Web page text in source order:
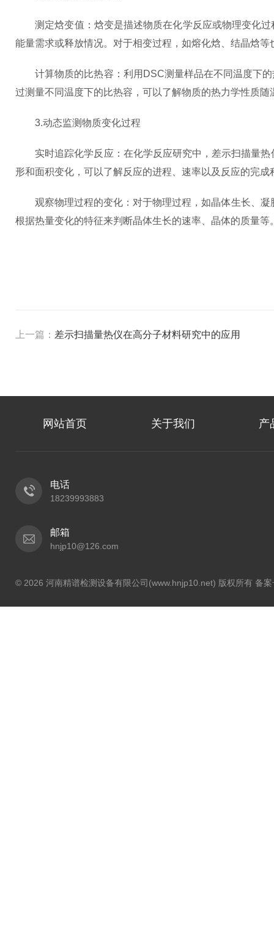
测定焓变值：焓变是描述物质在化学反应或物理变化过
能量需求或释放情况。对于相变过程，如熔化焓、结晶焓
计算物质的比热容：利用DSC测量样品在不同温度下的
过测量不同温度下的比热容，可以了解物质的热力学性质
3.动态监测物质变化过程
实时追踪化学反应：在化学反应研究中，差示扫描量热
形和面积变化，可以了解反应的进程、速率以及反应的完
观察物理过程的变化：对于物理过程，如晶体生长、凝
根据热量变化的特征来判断晶体生长的速率、晶体的质量等
上一篇： 差示扫描量热仪在高分子材料研究中的应用
网站首页 关于我们 产
电话
18239993883
邮箱
hnjp10@126.com
© 2026 河南精谱检测设备有限公司(www.hnjp10.net) 版权所有 备案